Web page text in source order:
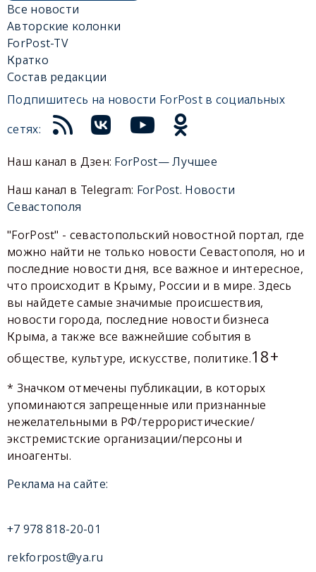
Все новости
Авторские колонки
ForPost-TV
Кратко
Состав редакции
Подпишитесь на новости ForPost в социальных
сетях:
Наш канал в Дзен: ForPost— Лучшее
Наш канал в Telegram: ForPost. Новости
Севастополя
"ForPost" - севастопольский новостной портал, где
можно найти не только новости Севастополя, но и
последние новости дня, все важное и интересное,
что происходит в Крыму, России и в мире. Здесь
вы найдете самые значимые происшествия,
новости города, последние новости бизнеса
Крыма, а также все важнейшие события в
обществе, культуре, искусстве, политике.18+
* Значком отмечены публикации, в которых
упоминаются запрещенные или признанные
нежелательными в РФ/террористические/
экстремистские организации/персоны и
иноагенты.
Реклама на сайте:
+7 978 818-20-01
rekforpost@ya.ru